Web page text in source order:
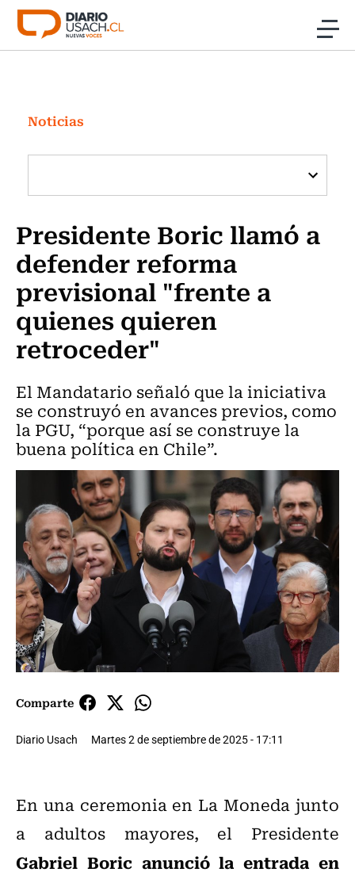
Click acá para ir directamente al contenido
Investigación
Cultura
Programas Radio y TV Usach
Noticias
Presidente Boric llamó a
defender reforma
previsional "frente a
quienes quieren
retroceder"
El Mandatario señaló que la iniciativa
se construyó en avances previos, como
la PGU, “porque así se construye la
buena política en Chile”.
Comparte
Diario Usach Martes 2 de septiembre de 2025 - 17:11
En una ceremonia en La Moneda junto
a adultos mayores, el Presidente
Gabriel Boric anunció la entrada en